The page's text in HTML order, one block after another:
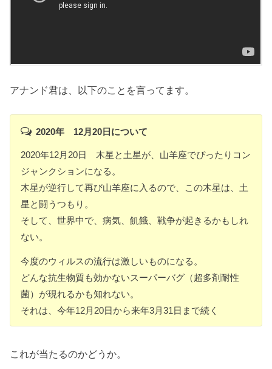
アナンド君は、以下のことを言ってます。
2020年 12月20日について
2020年12月20日 木星と土星が、山羊座でぴったりコン
ジャンクションになる。
木星が逆行して再び山羊座に入るので、この木星は、土
星と闘うつもり。
そして、世界中で、病気、飢餓、戦争が起きるかもしれ
ない。
今度のウィルスの流行は激しいものになる。
どんな抗生物質も効かないスーパーバグ（超多剤耐性
菌）が現れるかも知れない。
それは、今年12月20日から来年3月31日まで続く
これが当たるのかどうか。